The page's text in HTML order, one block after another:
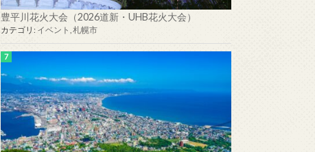
豊平川花火大会（2026道新・UHB花火大会）
カテゴリ: イベント 札幌市